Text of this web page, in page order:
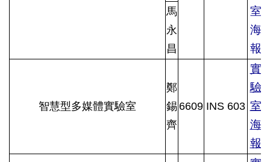
室
海
報
馬
永
昌
智慧型多媒體實驗室
鄭
錫
齊
6609 INS 603
實
驗
室
海
報